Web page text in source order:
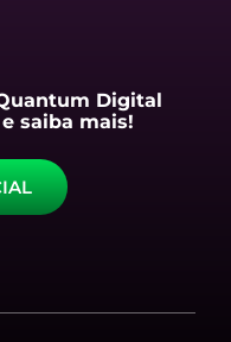
Digital
saiba mais!